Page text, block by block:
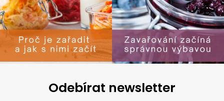
Odebírat newsletter